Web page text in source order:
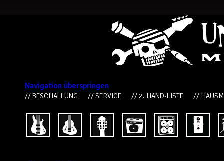
Navigation überspringen
// BESCHALLUNG // SERVICE // 2. HAND-LISTE //